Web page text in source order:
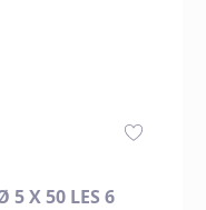
5 X 50 LES 6